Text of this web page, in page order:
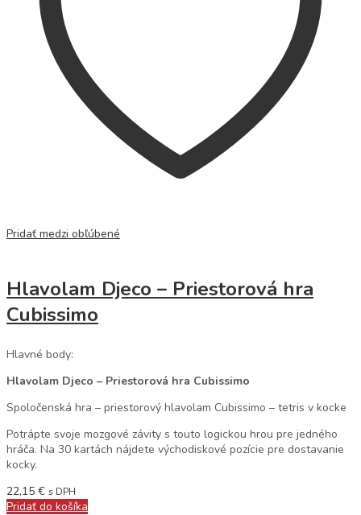
Pridať medzi obľúbené
Hlavolam Djeco – Priestorová hra
Cubissimo
Hlavné body:
Hlavolam Djeco – Priestorová hra Cubissimo
Spoločenská hra – priestorový hlavolam Cubissimo – tetris v kocke
Potrápte svoje mozgové závity s touto logickou hrou pre jedného
hráča. Na 30 kartách nájdete východiskové pozície pre dostavanie
kocky.
22,15 € s DPH
Pridať do košíka